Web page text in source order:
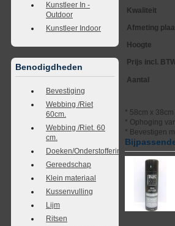
Kunstleer In -
Outdoor
Kunstleer Indoor
Benodigdheden
Bevestiging
Webbing /Riet
60cm.
Webbing /Riet. 60
cm.
Doeken/Onderstoffering
Gereedschap
Klein materiaal
Kussenvulling
Lijm
Ritsen
Kwaliteit
Afmeting
Hoogte
Prijs incl.
Aantal
* 58cm x
* Ophoging
* Bevestigen